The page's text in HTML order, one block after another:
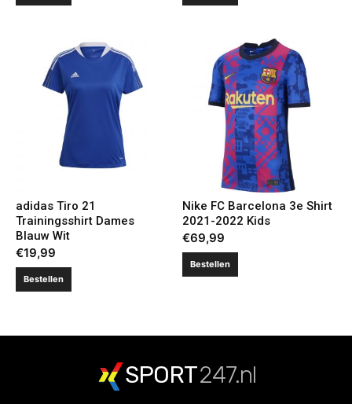
adidas Tiro 21
Trainingsshirt Dames
Blauw Wit
€19,99
Bestellen
Nike FC Barcelona 3e Shirt
2021-2022 Kids
€69,99
Bestellen
SPORT247.nl